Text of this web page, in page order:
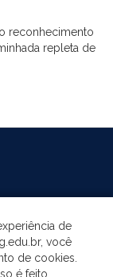
reconhecimento
repleta de
de
você
de cookies.
é feito,